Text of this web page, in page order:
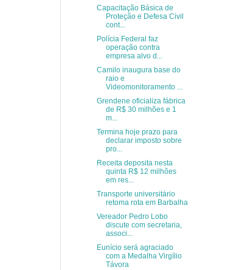
Capacitação Básica de
Proteção e Defesa Civil
cont...
Polícia Federal faz
operação contra
empresa alvo d...
Camilo inaugura base do
raio e
Videomonitoramento ...
Grendene oficializa fábrica
de R$ 30 milhões e 1
m...
Termina hoje prazo para
declarar imposto sobre
pro...
Receita deposita nesta
quinta R$ 12 milhões
em res...
Transporte universitário
retoma rota em Barbalha
Vereador Pedro Lobo
discute com secretaria,
associ...
Eunício será agraciado
com a Medalha Virgílio
Távora